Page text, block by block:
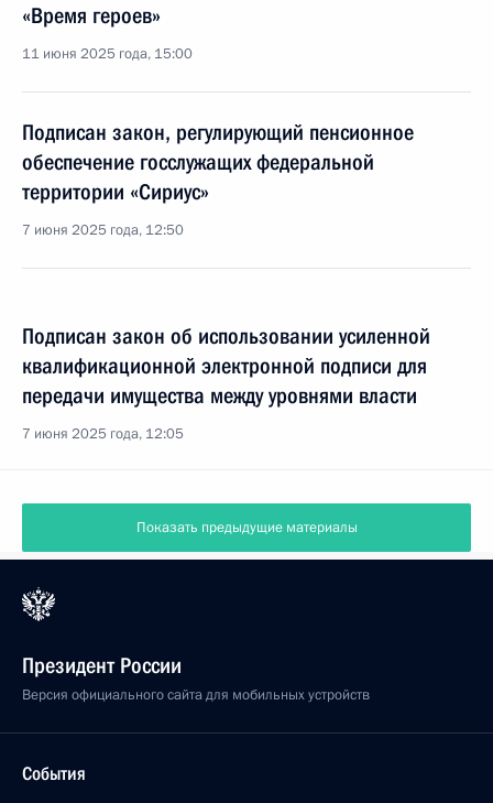
«Время героев»
11 июня 2025 года, 15:00
Подписан закон, регулирующий пенсионное
обеспечение госслужащих федеральной
территории «Сириус»
7 июня 2025 года, 12:50
Подписан закон об использовании усиленной
квалификационной электронной подписи для
передачи имущества между уровнями власти
7 июня 2025 года, 12:05
Показать предыдущие материалы
Президент России
Версия официального сайта для мобильных устройств
События